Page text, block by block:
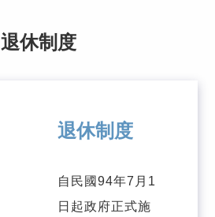
退休制度
退休制度
自民國94年7月1
日起政府正式施